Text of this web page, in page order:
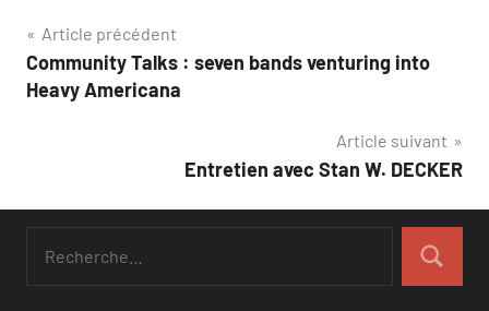
Navigation
de
Article précédent
Community Talks : seven bands venturing into
Heavy Americana
Article suivant
Entretien avec Stan W. DECKER